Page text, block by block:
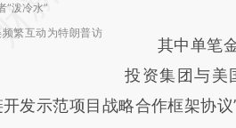
“泼冷水”
繁互动为特朗普访
其中单笔金
投资集团与美
发示范项目战略合作框架协